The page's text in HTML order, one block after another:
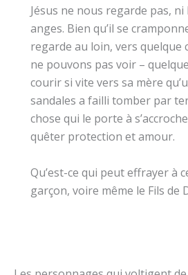
Jésus ne nous regarde pas,
anges. Bien qu’il se
regarde au loin, vers quelque
ne pouvons pas voir –
courir si vite vers sa mère
sandales a failli tomber par
chose qui le porte à
quêter protection et amour.
Qu’est-ce qui peut effrayer à
garçon, voire même le Fils de